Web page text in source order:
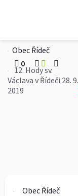
12. Hody
Obec Řídeč
0
12. Hody sv.
Václava v Řídeči 28. 9.
2019
Obec Řídeč